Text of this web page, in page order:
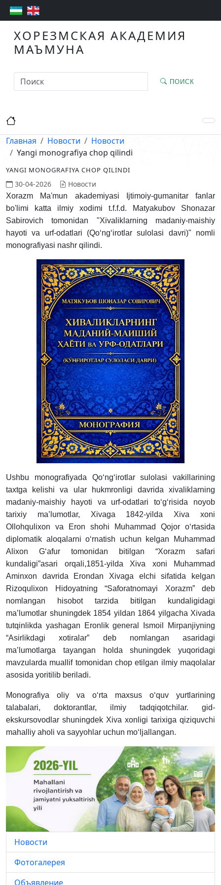
ХОРЕЗМСКАЯ АКАДЕМИЯ
МАЪМУНА
ПОИСК
Главная Новости
Новости
Yangi monografiya chop qilindi
YANGI MONOGRAFIYA CHOP QILINDI
30-04-2026 Новости
Xorazm Ma'mun akademiyasi Ijtimoiy-gumanitar fanlar
bo'limi katta ilmiy xodimi t.f.f.d. Matyakubov Shonazar
Sabirovich tomonidan "Xivaliklarning madaniy-maishiy
hayoti va urf-odatlari (Qo‘ng‘irotlar sulolasi davri)" nomli
monografiyasi nashr qilindi.
Ushbu monografiyada Qo‘ng‘irotlar sulolasi
vakillarining
taxtga
kelishi va ular hukmronligi davrida
xivaliklarning
madaniy-maishiy
hayoti va urf-odatlari to‘g‘risida
noyob
tarixiy
ma’lumotlar, Xivaga 1842-yilda Xiva
xoni
Ollohqulixon
va Eron shohi Muhammad Qojor o‘rtasida
diplomatik aloqalarni o‘rnatish uchun kelgan
Muhammad
Alixon
G‘afur tomonidan bitilgan “Xorazm
safari
kundaligi”asari
orqali,1851-yilda Xiva xoni
Muhammad
Aminxon
davrida Erondan Xivaga elchi sifatida
kelgan
Rizoqulixon
Hidoyatning “Saforatnomayi Xorazm”
deb
nomlangan
hisobot tarzida bitilgan
kundaligidagi
ma’lumotlar shuningdek 1854 yildan 1864 yilgacha Xivada
tutqinlikda yashagan Eronlik general Ismoil
Mirpanjiyning
“Asirlikdagi
xotiralar” deb nomlangan
asaridagi
ma’lumotlarga
tayangan holda shuningdek
yuqoridagi
mavzularda muallif tomonidan chop etilgan ilmiy maqolalar
asosida yoritilib beriladi.
Monografiya oliy va o‘rta maxsus o‘quv
yurtlarining
talabalari,
doktorantlar, ilmiy tadqiqotchilar.
gid-
ekskursovodlar shuningdek Xiva xonligi tarixiga qiziquvchi
mahalliy aholi va sayyohlar uchun mo‘ljallangan.
Новости
Фотогалерея
Объявление